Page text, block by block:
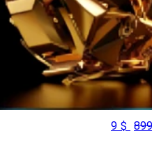
قیمت
$
9 قیمت